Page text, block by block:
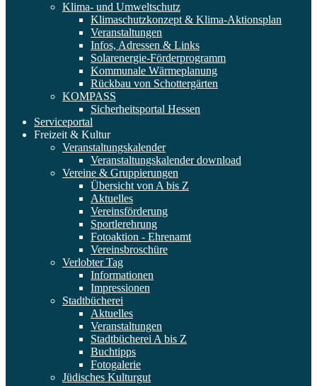
Klima- und Umweltschutz
Klimaschutzkonzept & Klima-Aktionsplan
Veranstaltungen
Infos, Adressen & Links
Solarenergie-Förderprogramm
Kommunale Wärmeplanung
Rückbau von Schottergärten
KOMPASS
Sicherheitsportal Hessen
Serviceportal
Freizeit & Kultur
Veranstaltungskalender
Veranstaltungskalender download
Vereine & Gruppierungen
Übersicht von A bis Z
Aktuelles
Vereinsförderung
Sportlerehrung
Fotoaktion - Ehrenamt
Vereinsbroschüre
Verlobter Tag
Informationen
Impressionen
Stadtbücherei
Aktuelles
Veranstaltungen
Stadtbücherei A bis Z
Buchtipps
Fotogalerie
Jüdisches Kulturgut